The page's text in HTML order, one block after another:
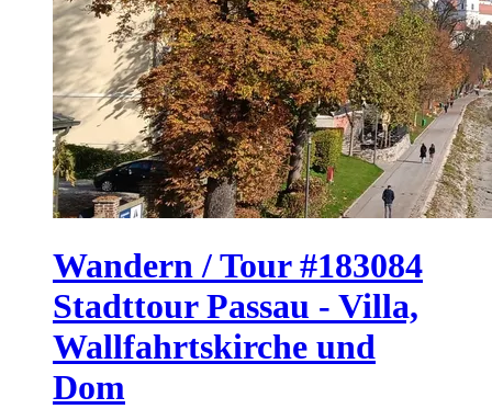
Wandern / Tour #183084
Stadttour Passau - Villa,
Wallfahrtskirche und
Dom